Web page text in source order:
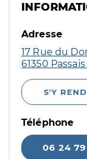
Adresse
17 Rue du
61350
S'Y
Téléphone
06 24